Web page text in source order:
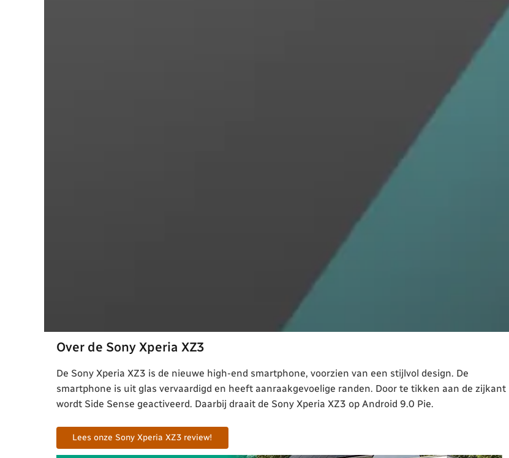
Over de Sony Xperia XZ3
De Sony Xperia XZ3 is de nieuwe high-end smartphone, voorzien van een stijlvol design. De
smartphone is uit glas vervaardigd en heeft aanraakgevoelige randen. Door te tikken aan de zijkant
wordt Side Sense geactiveerd. Daarbij draait de Sony Xperia XZ3 op Android 9.0 Pie.
Lees onze Sony Xperia XZ3 review!